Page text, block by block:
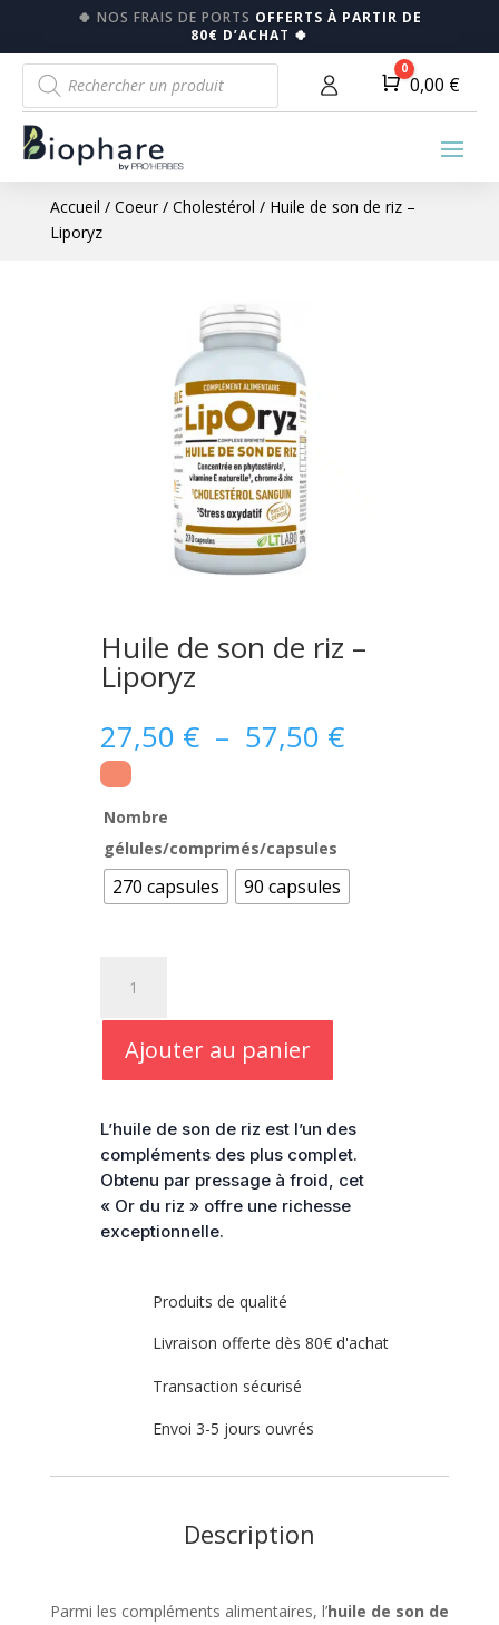
🍀 NOS FRAIS DE PORTS OFFERTS À PARTIR DE
80€ D’ACHAT 🍀
Recherche
de
produits
Panier
0
0,00 €
Accueil / Coeur/ Cholestérol / Huile de son de riz –
Liporyz
Huile de son de riz –
Liporyz
27,50 € – 57,50 €Plage
de
57,50 €
Nombre
gélules/comprimés/capsules
270 capsules 90 capsules
Huile
riz
-
Liporyz
Ajouter au panier
L’huile de son de riz est l’un des
compléments des plus complet.
Obtenu par pressage à froid, cet
« Or du riz » offre une richesse
exceptionnelle.
Produits de qualité
Livraison offerte dès 80€ d'achat
Transaction sécurisé
Envoi 3-5 jours ouvrés
Description
Parmi les compléments alimentaires, l’huile de son de